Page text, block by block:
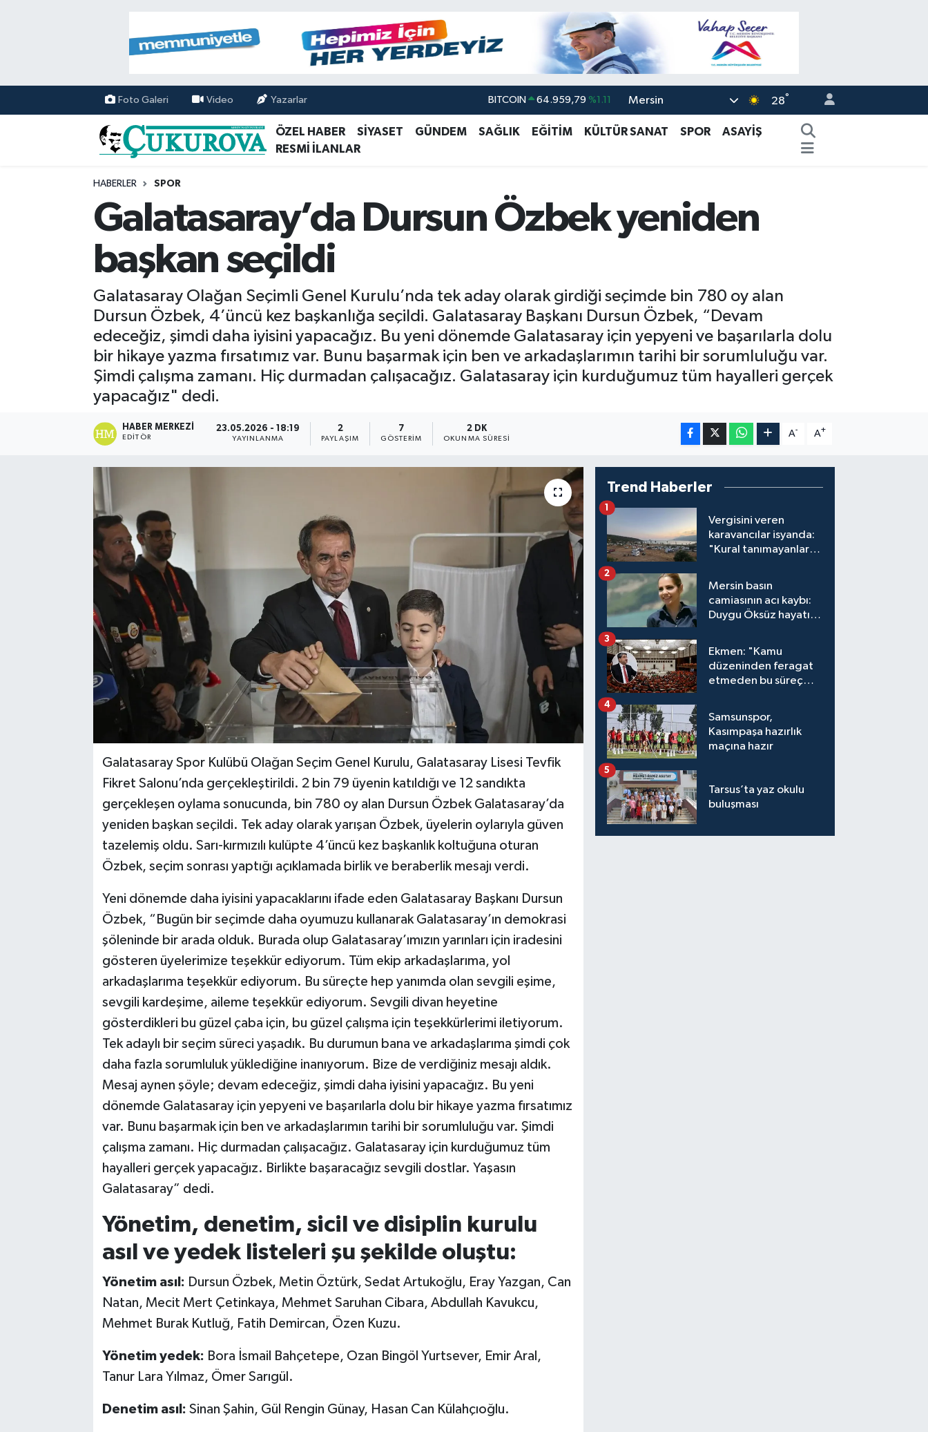
Foto Galeri Video Yazarlar DOLAR 47,7436 %0.18
EURO 55,2510 %0.32
BİST100
BITCOIN 64.959,79 %1.11
Mersin 28°
ÖZEL HABER SİYASET GÜNDEM SAĞLIK EĞİTİM KÜLTÜR SANAT SPOR
ASAYİŞ
RESMİ İLANLAR
HABERLER SPOR
Galatasaray’da Dursun Özbek yeniden
başkan seçildi
Galatasaray Olağan Seçimli Genel Kurulu’nda tek aday olarak girdiği seçimde bin 780 oy alan
Dursun Özbek, 4’üncü kez başkanlığa seçildi. Galatasaray Başkanı Dursun Özbek, “Devam
edeceğiz, şimdi daha iyisini yapacağız. Bu yeni dönemde Galatasaray için yepyeni ve başarılarla dolu
bir hikaye yazma fırsatımız var. Bunu başarmak için ben ve arkadaşlarımın tarihi bir sorumluluğu var.
Şimdi çalışma zamanı. Hiç durmadan çalışacağız. Galatasaray için kurduğumuz tüm hayalleri gerçek
yapacağız" dedi.
HABER MERKEZI
EDITÖR
23.05.2026 - 18:19
YAYINLANMA
2
PAYLAŞIM
7
GÖSTERIM
2 DK
OKUNMA SÜRESI
A- A+
Galatasaray Spor Kulübü Olağan Seçim Genel Kurulu, Galatasaray Lisesi Tevfik
Fikret Salonu’nda gerçekleştirildi. 2 bin 79 üyenin katıldığı ve 12 sandıkta
gerçekleşen oylama sonucunda, bin 780 oy alan Dursun Özbek Galatasaray’da
yeniden başkan seçildi. Tek aday olarak yarışan Özbek, üyelerin oylarıyla güven
tazelemiş oldu. Sarı-kırmızılı kulüpte 4’üncü kez başkanlık koltuğuna oturan
Özbek, seçim sonrası yaptığı açıklamada birlik ve beraberlik mesajı verdi.
Yeni dönemde daha iyisini yapacaklarını ifade eden Galatasaray Başkanı Dursun
Özbek, “Bugün bir seçimde daha oyumuzu kullanarak Galatasaray’ın demokrasi
şöleninde bir arada olduk. Burada olup Galatasaray’ımızın yarınları için iradesini
gösteren üyelerimize teşekkür ediyorum. Tüm ekip arkadaşlarıma, yol
arkadaşlarıma teşekkür ediyorum. Bu süreçte hep yanımda olan sevgili eşime,
sevgili kardeşime, aileme teşekkür ediyorum. Sevgili divan heyetine
gösterdikleri bu güzel çaba için, bu güzel çalışma için teşekkürlerimi iletiyorum.
Tek adaylı bir seçim süreci yaşadık. Bu durumun bana ve arkadaşlarıma şimdi çok
daha fazla sorumluluk yüklediğine inanıyorum. Bize de verdiğiniz mesajı aldık.
Mesaj aynen şöyle; devam edeceğiz, şimdi daha iyisini yapacağız. Bu yeni
dönemde Galatasaray için yepyeni ve başarılarla dolu bir hikaye yazma fırsatımız
var. Bunu başarmak için ben ve arkadaşlarımın tarihi bir sorumluluğu var. Şimdi
çalışma zamanı. Hiç durmadan çalışacağız. Galatasaray için kurduğumuz tüm
hayalleri gerçek yapacağız. Birlikte başaracağız sevgili dostlar. Yaşasın
Galatasaray” dedi.
Yönetim, denetim, sicil ve disiplin kurulu
asıl ve yedek listeleri şu şekilde oluştu:
Yönetim asıl: Dursun Özbek, Metin Öztürk, Sedat Artukoğlu, Eray Yazgan, Can
Natan, Mecit Mert Çetinkaya, Mehmet Saruhan Cibara, Abdullah Kavukcu,
Mehmet Burak Kutluğ, Fatih Demircan, Özen Kuzu.
Yönetim yedek: Bora İsmail Bahçetepe, Ozan Bingöl Yurtsever, Emir Aral,
Tanur Lara Yılmaz, Ömer Sarıgül.
Denetim asıl: Sinan Şahin, Gül Rengin Günay, Hasan Can Külahçıoğlu.
Trend Haberler
Vergisini veren
karavancılar isyanda:
"Kural tanımayanlar
1
Mersin basın
camiasının acı kaybı:
Duygu Öksüz hayatını
2
Ekmen: "Kamu
düzeninden feragat
etmeden bu süreç
3
Samsunspor,
Kasımpaşa hazırlık
maçına hazır
4
Tarsus’ta yaz okulu
buluşması
5
Mersin Nöbetçi Eczaneler
Mersin Hava Durumu
Mersin Namaz Vakitleri
Mersin Trafik Yoğunluk Haritası
Tüm Manşetler
Son Dakika Haberleri
Haber Arşivi